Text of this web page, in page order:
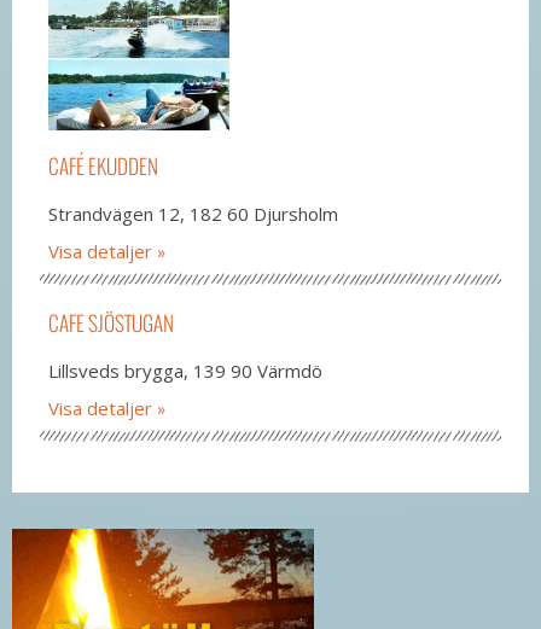
CAFÉ EKUDDEN
Strandvägen 12, 182 60 Djursholm
Visa detaljer
CAFE SJÖSTUGAN
Lillsveds brygga, 139 90 Värmdö
Visa detaljer